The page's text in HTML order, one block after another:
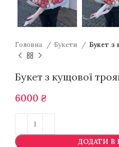
Головна Букети Букет з
Букет з кущової
6000 ₴
ДОДАТИ